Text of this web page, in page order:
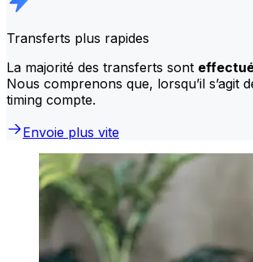
Transferts plus rapides
La majorité des transferts sont
Nous comprenons que, lorsqu’il s’agit
timing compte.
Envoie plus vite